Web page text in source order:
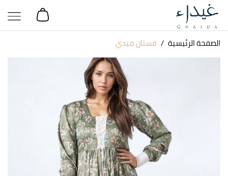
الصفحة الرئيسية فستان ميدي